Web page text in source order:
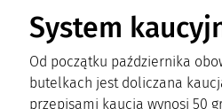
System
Od początku października
butelkach jest doliczana
przepisami kaucja wynosi 50